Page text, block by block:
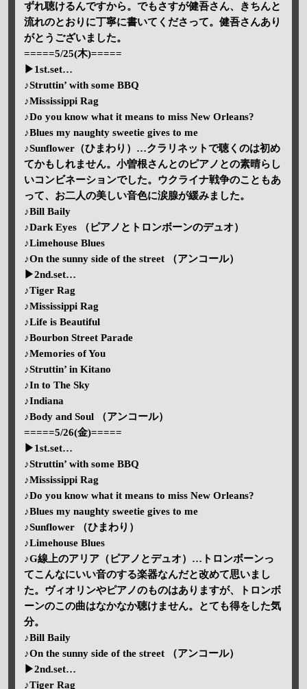
ずれ聴けるんですから。でもさすが健吾さん、きちんと
流れのとおりに丁寧に書いてくださって。健吾さんあり
がとうございました。
=====5/25(木)=====
▶1st.set…
♪Struttin’ with some BBQ
♪Mississippi Rag
♪Do you know what it means to miss New Orleans?
♪Blues my naughty sweetie gives to me
♪Sunflower（ひまわり）…クラリネットで聴くのは初め
てかもしれません。小曽根さんとのピアノとの素晴らし
いコンビネーションでした。ウクライナ戦争のこともあ
って、お二人の美しい音色に涙腺が緩みました。
♪Bill Baily
♪Dark Eyes （ピアノとトロンボーンのデュオ）
♪Limehouse Blues
♪On the sunny side of the street （アンコール）
▶2nd.set…
♪Tiger Rag
♪Mississippi Rag
♪Life is Beautiful
♪Bourbon Street Parade
♪Memories of You
♪Struttin’ in Kitano
♪In to The Sky
♪Indiana
♪Body and Soul （アンコール）
=====5/26(金)=====
▶1st.set…
♪Struttin’ with some BBQ
♪Mississippi Rag
♪Do you know what it means to miss New Orleans?
♪Blues my naughty sweetie gives to me
♪Sunflower （ひまわり）
♪Limehouse Blues
♪G線上のアリア（ピアノとデュオ）…トロンボーンっ
てこんなにいい音のする楽器なんだと改めて思いまし
た。ヴィオリンやピアノのものはありますが、トロンボ
ーンのこの曲はなかなか聴けません。とても得をした気
分。
♪Bill Baily
♪On the sunny side of the street （アンコール）
▶2nd.set…
♪Tiger Rag